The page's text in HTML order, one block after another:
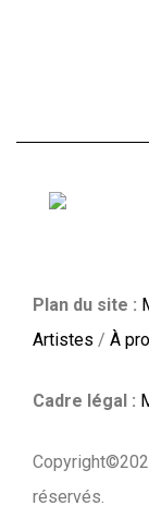
Plan du site :
Artistes / À
Cadre légal :
réservés.